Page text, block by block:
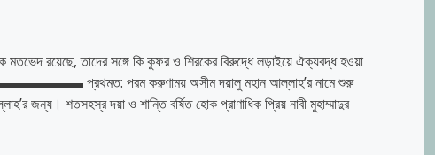
মতভেদ রয়েছে, তাদের সঙ্গে কি কুফর ও শিরকের বিরুদ্ধে লড়াইয়ে ঐক্যবদ্ধ হওয়া
প্রথমত: পরম করুণাময় অসীম দয়ালু মহান আল্লাহ’র নামে শুরু
জন্য। শতসহস্র দয়া ও শান্তি বর্ষিত হোক প্রাণাধিক প্রিয় নাবী মুহাম্মাদুর